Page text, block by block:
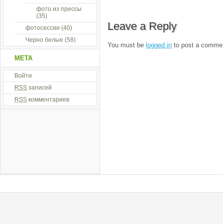
Leave a Reply
You must be logged in to post a
фото из прессы
(35)
фотосессии (40)
Черно белые (58)
МЕТА
Войти
RSS записей
RSS комментариев